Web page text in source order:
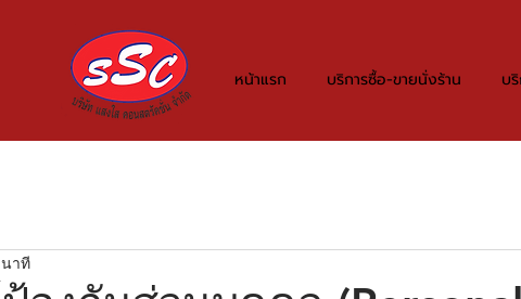
หน้าแรก บริการซื้อ-ขายนั่งร้าน บ
าที